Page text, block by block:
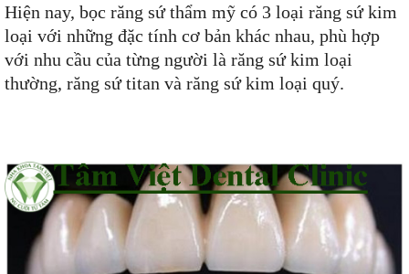
Hiện nay, bọc răng sứ thẩm mỹ có 3 loại răng sứ kim
loại với những đặc tính cơ bản khác nhau, phù hợp
với nhu cầu của từng người là răng sứ kim loại
thường, răng sứ titan và răng sứ kim loại quý.